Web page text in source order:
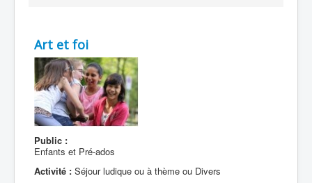
Art et foi
Public :
Enfants et Pré-ados
Activité : Séjour ludique ou à thème ou Divers